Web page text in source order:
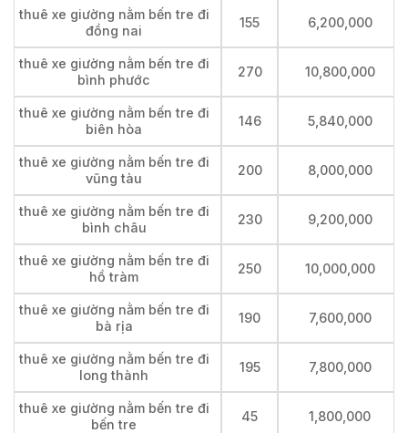
thuê xe giường nằm bến tre đi
đồng nai
155 6,200,000
thuê xe giường nằm bến tre đi
bình phước
270 10,800,000
thuê xe giường nằm bến tre đi
biên hòa
146 5,840,000
thuê xe giường nằm bến tre đi
vũng tàu
200 8,000,000
thuê xe giường nằm bến tre đi
bình châu
230 9,200,000
thuê xe giường nằm bến tre đi
hồ tràm
250 10,000,000
thuê xe giường nằm bến tre đi
bà rịa
190 7,600,000
thuê xe giường nằm bến tre đi
long thành
195 7,800,000
thuê xe giường nằm bến tre đi
bến tre
45 1,800,000